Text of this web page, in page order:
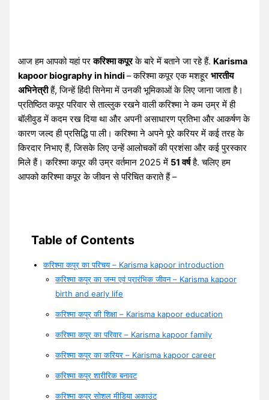
आज हम आपको यहां परकरिश्मा कपूरके बारे में बताने जा रहे हैं. Karisma
kapoor biography in hindi– करिश्मा कपूर एक मशहूरभारतीय
अभिनेत्रीहैं, जिन्हें हिंदी सिनेमा में उनकी भूमिकाओं के लिए जाना जाता है।
प्रतिष्ठित कपूर परिवार से ताल्लुक रखने वाली करिश्मा ने कम उम्र में ही
बॉलीवुड में कदम रख दिया था और अपनी असाधारण प्रतिभा और आकर्षण के
कारण जल्द ही प्रसिद्धि पा ली। करिश्मा ने अपने पूरे करियर में कई तरह के
किरदार निभाए हैं, जिसके लिए उन्हें आलोचकों की प्रशंसा और कई पुरस्कार
मिले हैं। करिश्मा कपूर की उम्र वर्तमान 2025 में 51 वर्षहै. चलिए हम
आपको करिश्मा कपूर के जीवन से परिचित कराते हैं –
Table of Contents
करिश्मा कपूर का परिचय – Karisma kapoor introduction
करिश्मा कपूर का जन्म एवं प्रारंभिक जीवन – Karisma kapoor
birth and early life
करिश्मा कपूर की शिक्षा – Karisma kapoor education
करिश्मा कपूर का परिवार – Karisma kapoor family
करिश्मा कपूर का करियर – Karisma kapoor career
करिश्मा कपूर शारीरिक बनावट
करिश्मा कपूर सोशल मीडिया अकाउंट